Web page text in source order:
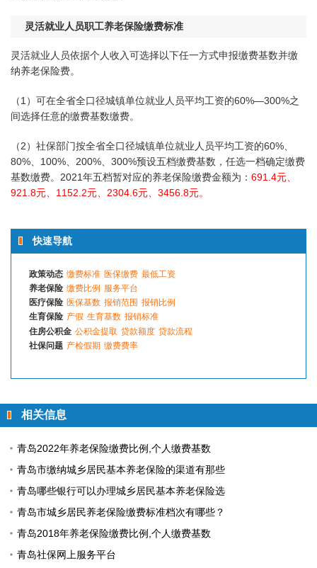
灵活就业人员职工养老保险缴费标准
灵活就业人员依据个人收入可选择以下任一方式申报缴费基数并缴
纳养老保险费。
（1）可在全省全口径城镇单位就业人员平均工资的60%—300%之
间选择任意的缴费基数缴费。
（2）社保部门按全省全口径城镇单位就业人员平均工资的60%、
80%、100%、200%、300%预设五档缴费基数，任选一档确定缴费
基数缴费。2021年五档暂对应的养老保险缴费金额为： 691.4元、
921.8元、1152.2元、2304.6元、3456.8元。
快速导航
政策动态 缴费标准 医保缴费 最低工资
养老保险 缴费比例 服务平台
医疗保险 医保基数 报销范围 报销比例
生育保险 产假 生育基数 报销标准
住房公积金 公积金提取 贷款额度 贷款流程
社保问题 产检假期 缴费费率
相关信息
青岛2022年养老保险缴费比例,个人缴费基数
青岛市缴纳城乡居民基本养老保险的渠道有那些
青岛哪些银行可以办理城乡居民基本养老保险选
青岛市城乡居民养老保险缴费标准档次有哪些？
青岛2018年养老保险缴费比例,个人缴费基数
青岛社保网上服务平台